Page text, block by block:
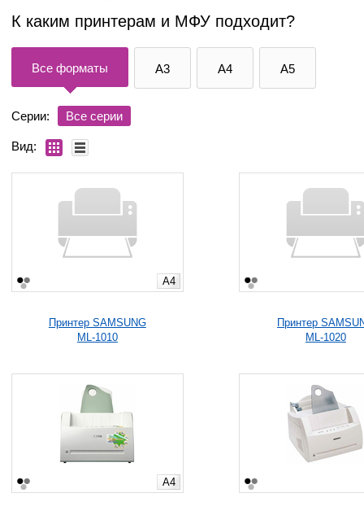
К каким принтерам и МФУ подходит?
Все форматы A3 A4 A5
Серии: Все серии
Вид:
A4
Принтер SAMSUNG
ML-1010
Принтер
ML-1020
A4